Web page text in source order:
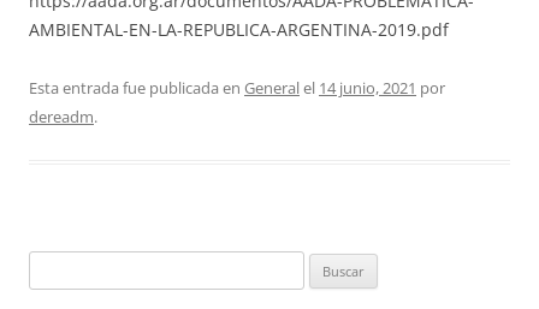
AMBIENTAL-EN-LA-REPUBLICA-ARGENTINA-2019.pdf
Esta entrada fue publicada en Generalel 14 junio, 2021 por
dereadm.